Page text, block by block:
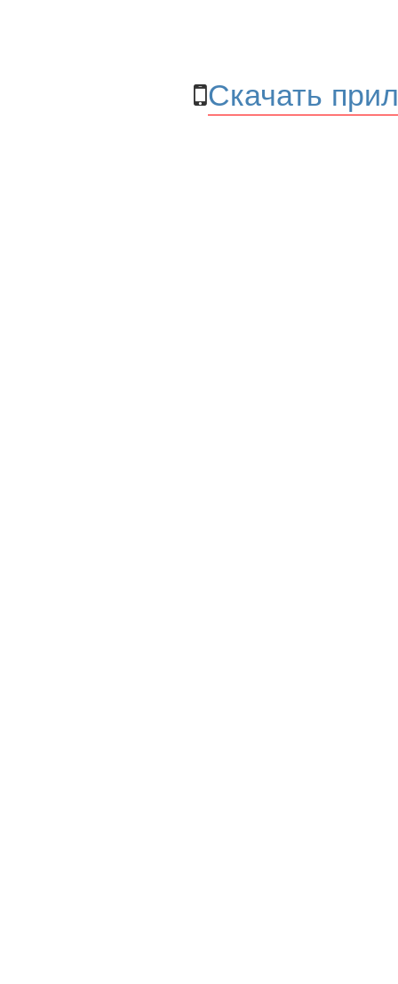
Скачать